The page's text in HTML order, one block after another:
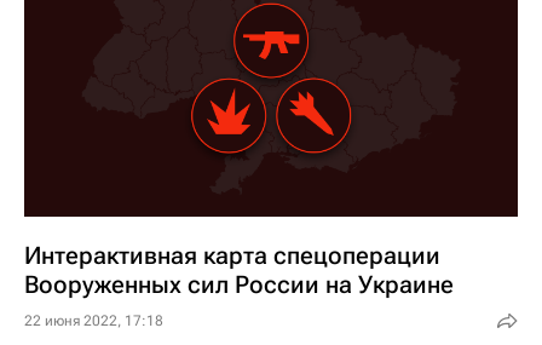
Интерактивная карта спецоперации
Вооруженных сил России на Украине
22 июня 2022, 17:18